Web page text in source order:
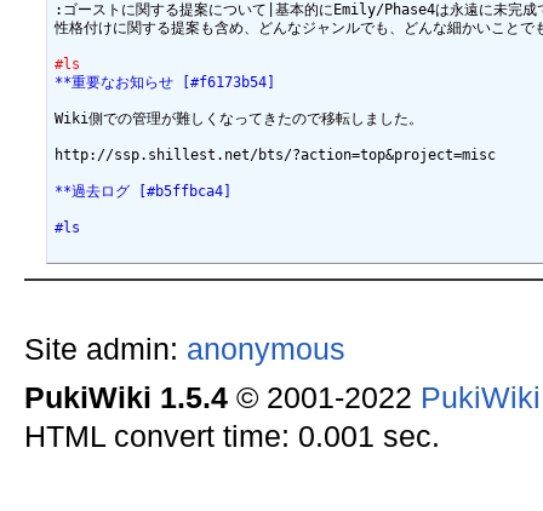
:ゴーストに関する提案について|基本的にEmily/Phase4は永遠に未完成
性格付けに関する提案も含め、どんなジャンルでも、どんな細かいこと
#ls
**重要なお知らせ [#f6173b54]
Wiki側での管理が難しくなってきたので移転しました。
http://ssp.shillest.net/bts/?action=top&project=misc
**過去ログ [#b5ffbca4]
#ls
Site admin: anonymous
PukiWiki 1.5.4© 2001-2022
HTML convert time: 0.001 sec.